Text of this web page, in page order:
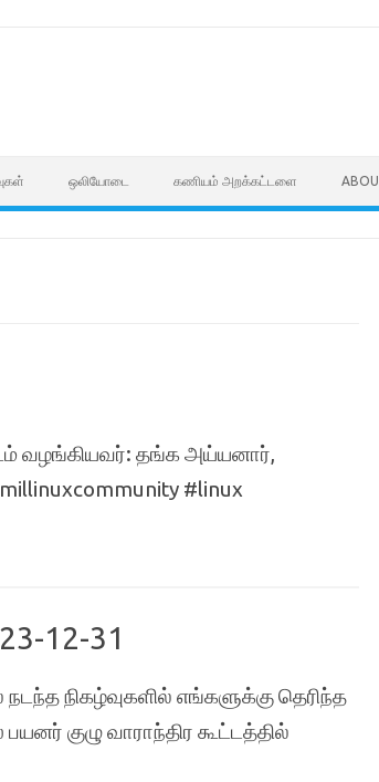
ஒலியோடை கணியம் அறக்கட்டளை
வழங்கியவர்: தங்க அய்யனார்,
#linux
12-31
நிகழ்வுகளில் எங்களுக்கு தெரிந்த
குழு வாராந்திர கூட்டத்தில்